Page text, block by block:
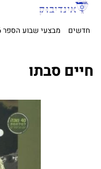
חדשים מבצעי שבוע הספר 2026
חיים סבתו